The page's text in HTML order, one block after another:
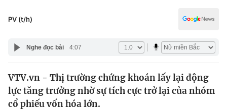
Pháp luật
Thế giới
Công nghệ
PV (t/h)
Nghe đọc bài 4:07
VTV.vn - Thị trường chứng khoán lấy lại động
lực tăng trưởng nhờ sự tích cực trở lại của nhóm
cổ phiếu vốn hóa lớn.